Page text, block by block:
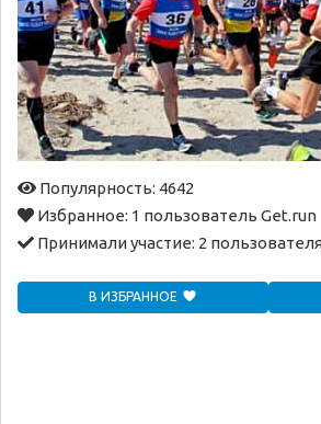
Популярность: 4642
Избранное: 1 пользователь Get.run
Принимали участие: 2
В ИЗБРАННОЕ